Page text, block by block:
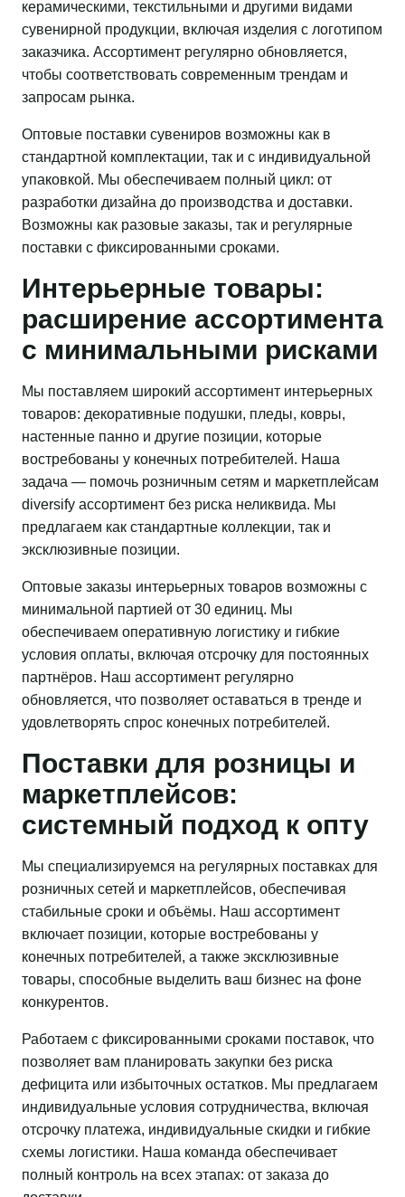
керамическими, текстильными и другими видами
сувенирной продукции, включая изделия с логотипом
заказчика. Ассортимент регулярно обновляется,
чтобы соответствовать современным трендам и
запросам рынка.
Оптовые поставки сувениров возможны как в
стандартной комплектации, так и с индивидуальной
упаковкой. Мы обеспечиваем полный цикл: от
разработки дизайна до производства и доставки.
Возможны как разовые заказы, так и регулярные
поставки с фиксированными сроками.
Интерьерные товары:
расширение ассортимента
с минимальными рисками
Мы поставляем широкий ассортимент интерьерных
товаров: декоративные подушки, пледы, ковры,
настенные панно и другие позиции, которые
востребованы у конечных потребителей. Наша
задача — помочь розничным сетям и маркетплейсам
diversify ассортимент без риска неликвида. Мы
предлагаем как стандартные коллекции, так и
эксклюзивные позиции.
Оптовые заказы интерьерных товаров возможны с
минимальной партией от 30 единиц. Мы
обеспечиваем оперативную логистику и гибкие
условия оплаты, включая отсрочку для постоянных
партнёров. Наш ассортимент регулярно
обновляется, что позволяет оставаться в тренде и
удовлетворять спрос конечных потребителей.
Поставки для розницы и
маркетплейсов:
системный подход к опту
Мы специализируемся на регулярных поставках для
розничных сетей и маркетплейсов, обеспечивая
стабильные сроки и объёмы. Наш ассортимент
включает позиции, которые востребованы у
конечных потребителей, а также эксклюзивные
товары, способные выделить ваш бизнес на фоне
конкурентов.
Работаем с фиксированными сроками поставок, что
позволяет вам планировать закупки без риска
дефицита или избыточных остатков. Мы предлагаем
индивидуальные условия сотрудничества, включая
отсрочку платежа, индивидуальные скидки и гибкие
схемы логистики. Наша команда обеспечивает
полный контроль на всех этапах: от заказа до